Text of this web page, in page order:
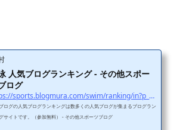
人気ブログランキング - その他スポー
ログ
https://sports.blogmura.com/swim/ranking/in?p_cid=11114970
ログの人気ブログランキングは数多くの人気ブログが集まるブログラン
サイトです。（参加無料） - その他スポーツブログ